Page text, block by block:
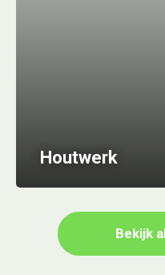
Houtwerk
Bekijk